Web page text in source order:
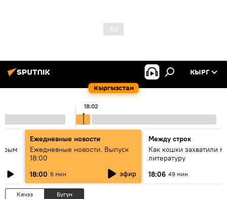
Кыргызстан
КЫРГ
18:02
Ежедневные новости
Ежедневные новости. Выпуск
18:00
18:00 6 мин эфир
Между строк
Как кошки захватили
литературу
18:06 49 мин
Кечээ Бүгүн